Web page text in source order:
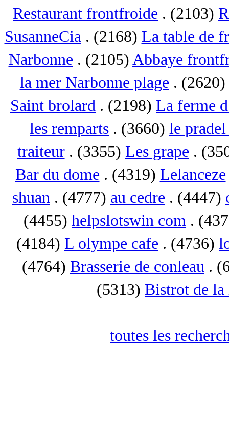
Restaurant frontfroide . (2103)
SusanneCia. (2168) La table de
Narbonne . (2105) Abbaye
la mer Narbonne plage . (2620)
Saint brolard . (2198) La ferme
les remparts . (3660) le
traiteur. (3355) Les grape .
Bar du dome . (4319) Lelanceze
shuan . (4777) au cedre . (4447)
(4455) helpslotswin com .
(4184) L olympe cafe . (4736)
(4764) Brasserie de conleau .
(5313) Bistrot de la
toutes les